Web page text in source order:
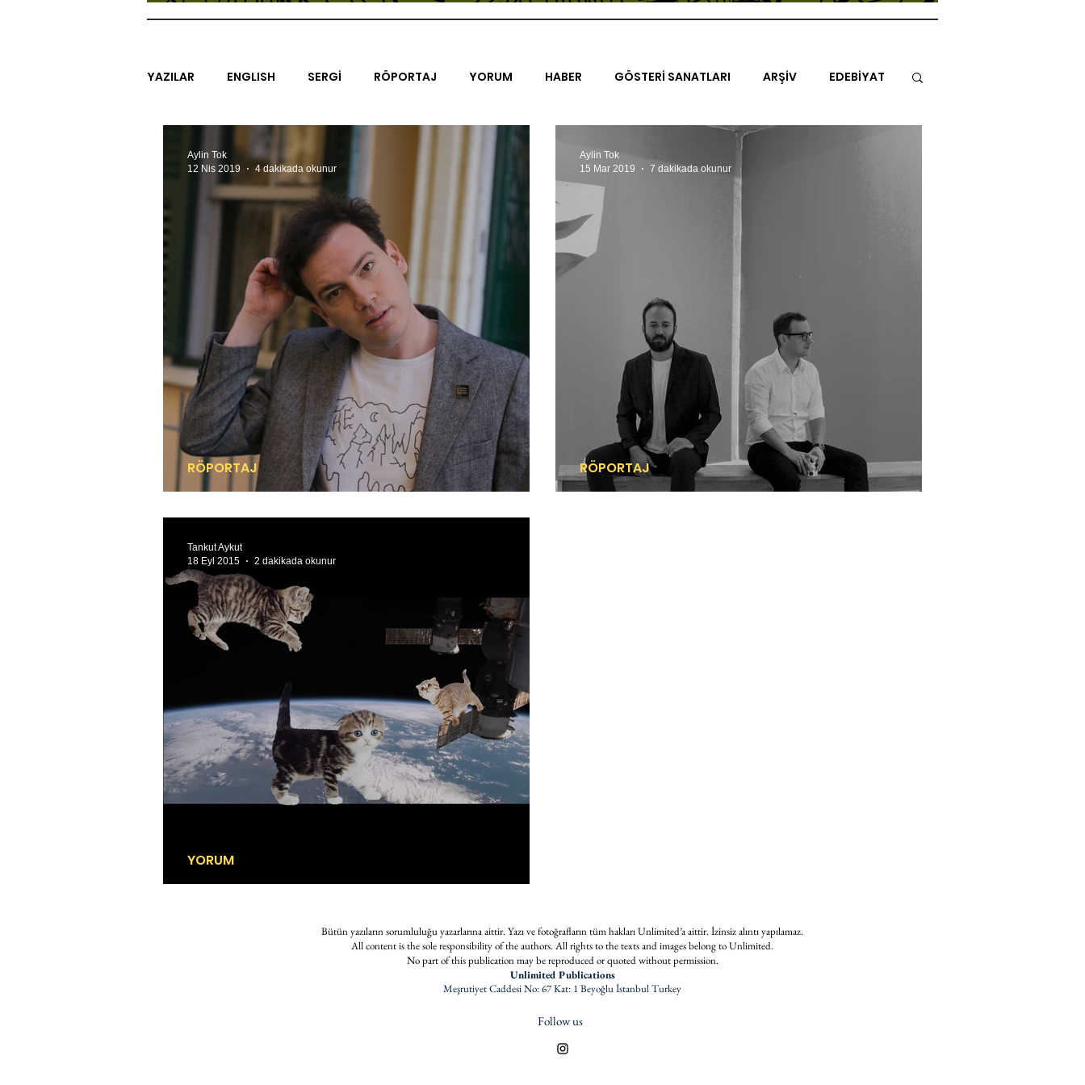
YAZILAR ENGLISH SERGİ RÖPORTAJ YORUM HABER GÖSTERİ SANATLARI ARŞİV EDEBİYAT
BİENAL ÇALIŞMA KİTAP
EGZERSİZLER YEL TOZ PORTRELER ON SORULUK SOHBETLER
#GEÇMİŞTEBUGÜN ODAK: RESİM PARIS UNLIMITED
SINIRSIZ ZİYARETLER
Genç kuşak galericiler V
RÖPORTAJ
Aylin Tok
12 Nis 2019
4 dakikada okunur
Genç kuşak galericiler - I
RÖPORTAJ
Aylin Tok
15 Mar 2019
7 dakikada okunur
Depremler çağı
YORUM
Tankut Aykut
18 Eyl 2015
2 dakikada okunur
Bütün yazıların sorumluluğu yazarlarına aittir. Yazı ve fotoğrafların tüm hakları Unlimited’a aittir. İzinsiz alıntı yapılamaz.
All content is the sole responsibility of the authors. All rights to the texts and images belong to Unlimited.
No part of this publication may be reproduced or quoted without permission.
Unlimited Publications
Meşrutiyet Caddesi No: 67 Kat: 1 Beyoğlu İstanbul Turkey
Follow us